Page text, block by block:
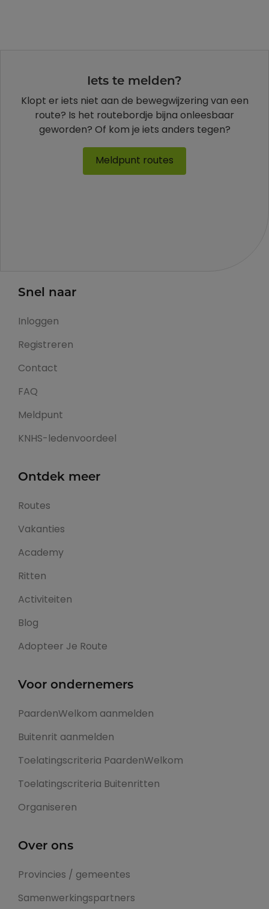
Iets te melden?
Klopt er iets niet aan de bewegwijzering van een
route? Is het routebordje bijna onleesbaar
geworden? Of kom je iets anders tegen?
Meldpunt routes
Snel naar
Inloggen
Registreren
Contact
FAQ
Meldpunt
KNHS-ledenvoordeel
Ontdek meer
Routes
Vakanties
Academy
Ritten
Activiteiten
Blog
Adopteer Je Route
Voor ondernemers
PaardenWelkom aanmelden
Buitenrit aanmelden
Toelatingscriteria PaardenWelkom
Toelatingscriteria Buitenritten
Organiseren
Over ons
Provincies / gemeentes
Samenwerkingspartners